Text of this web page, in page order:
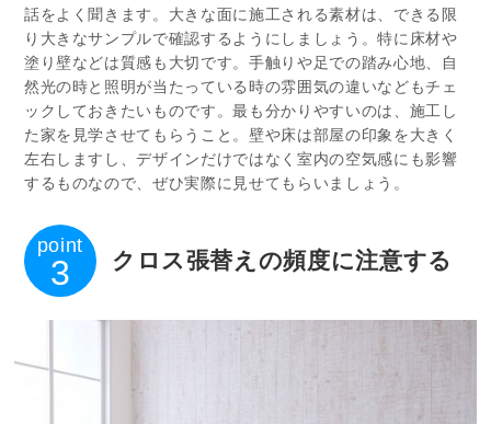
話をよく聞きます。大きな面に施工される素材は、できる限
り大きなサンプルで確認するようにしましょう。特に床材や
塗り壁などは質感も大切です。手触りや足での踏み心地、自
然光の時と照明が当たっている時の雰囲気の違いなどもチェ
ックしておきたいものです。最も分かりやすいのは、施工し
た家を見学させてもらうこと。壁や床は部屋の印象を大きく
左右しますし、デザインだけではなく室内の空気感にも影響
するものなので、ぜひ実際に見せてもらいましょう。
point
3 クロス張替えの頻度に注意する